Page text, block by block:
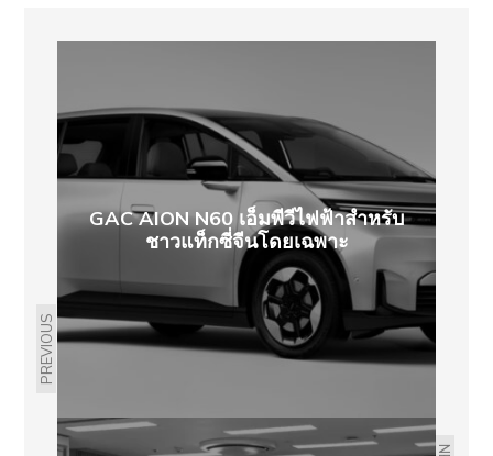
PREVIOUS
GAC AION N60 เอ็มพีวีไฟฟ้าสำหรับ
ชาวแท็กซี่จีนโดยเฉพาะ